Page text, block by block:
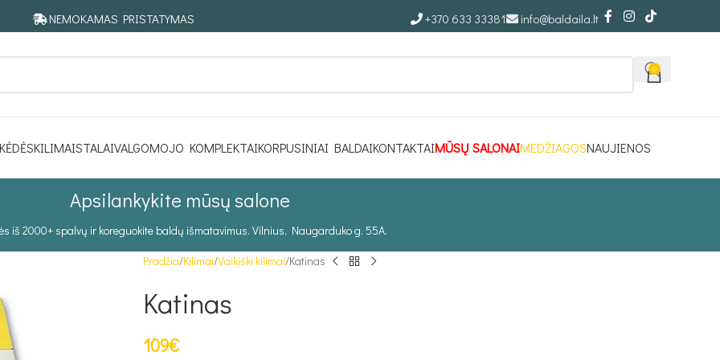
NEMOKAMAS PRISTATYMAS +370 633 33381 info@baldaila.lt
0
KĖDĖSKILIMAISTALAIVALGOMOJO KOMPLEKTAIKORPUSINIAI BALDAIKONTAKTAIMŪSŲ SALONAIMEDŽIAGOSNAUJIENOS
Apsilankykite mūsų salone
iš 2000+ spalvų ir koreguokite baldų išmatavimus. Vilnius, Naugarduko g. 55A.
Pradžia Kilimai Vaikiški kilimai Katinas
Katinas
109€